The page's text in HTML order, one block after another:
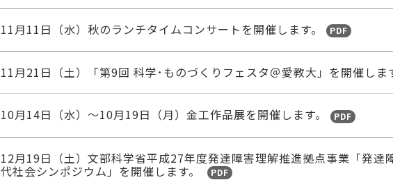
11月11日（水）秋のランチタイムコンサートを開催します。 PDF
11月21日（土）「第9回 科学･ものづくりフェスタ＠愛教大」を開催しま
10月14日（水）～10月19日（月）金工作品展を開催します。 PDF
12月19日（土）文部科学省平成27年度発達障害理解推進拠点事業「発達
代社会シンポジウム」を開催します。 PDF